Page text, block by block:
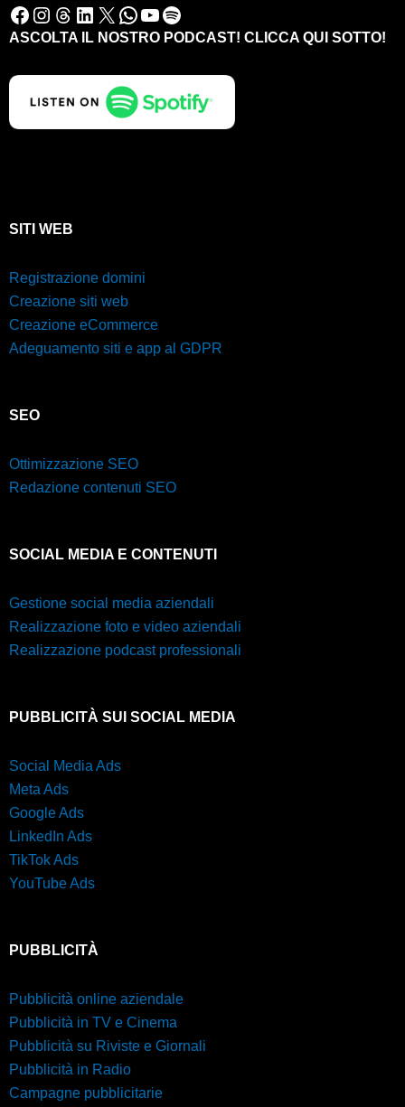
Facebook Instagram Threads LinkedIn X WhatsApp YouTube Spotify
ASCOLTA IL NOSTRO PODCAST! CLICCA QUI SOTTO!
SITI WEB
Registrazione domini
Creazione siti web
Creazione eCommerce
Adeguamento siti e app al GDPR
SEO
Ottimizzazione SEO
Redazione contenuti SEO
SOCIAL MEDIA E CONTENUTI
Gestione social media aziendali
Realizzazione foto e video aziendali
Realizzazione podcast professionali
PUBBLICITÀ SUI SOCIAL MEDIA
Social Media Ads
Meta Ads
Google Ads
LinkedIn Ads
TikTok Ads
YouTube Ads
PUBBLICITÀ
Pubblicità online aziendale
Pubblicità in TV e Cinema
Pubblicità su Riviste e Giornali
Pubblicità in Radio
Campagne pubblicitarie